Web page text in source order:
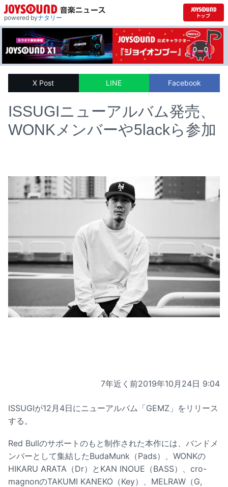
powered byナタリー
X Post LINE Facebook
ISSUGIニューアルバム発売、
WONKメンバーや5lackら参加
7年近く前2019年10月24日 9:04
ISSUGIが12月4日にニューアルバム「GEMZ」をリリース
する。
Red Bullのサポートのもと制作された本作には、バンドメ
ンバーとして集結したBudaMunk（Pads）、WONKの
HIKARU ARATA（Dr）とKAN INOUE（BASS）、cro-
magnonのTAKUMI KANEKO（Key）、MELRAW（G,